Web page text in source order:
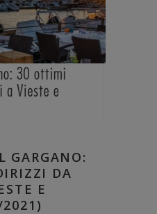
GARGANO:
DA
E